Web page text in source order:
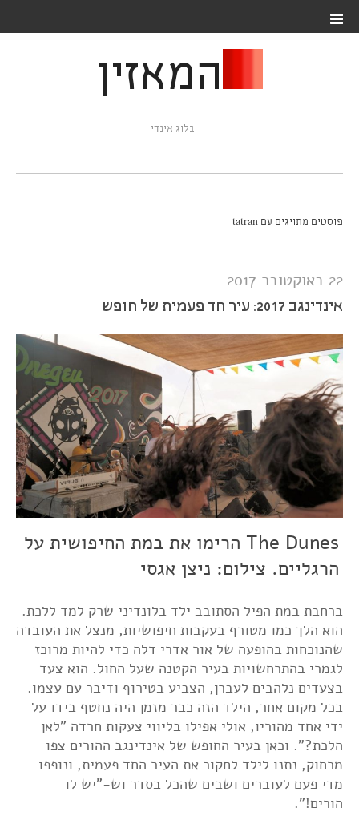
המאזין
בלוג אינדי
פוסטים מתויגים עם tatran
22 באוקטובר 2017
אינדינגב 2017: עיר חד פעמית של חופש
The Dunes הרימו את במת החיפושית על
הרגליים. צילום: ניצן אגסי
ברחבת במת הפיל הסתובב ילד בלונדיני שרק למד ללכת.
הוא הלך כמו מטורף בעקבות חיפושיות, מנצל את העובדה
שהנוכחות בהופעה של אור אדרי דלה כדי להיות מרוכז
לגמרי בהתרחשויות בעיר הקטנה שעל החול. הוא צעד
בצעדים נלהבים לעברן, הצביע בטירוף ודיבר עם עצמו.
בכל מקום אחר, הילד הזה כבר מזמן היה נחטף בידו על
ידי אחד מהוריו, אולי אפילו בליווי צעקות חרדה "לאן
הלכת?". וכאן בעיר החופש של אינדינגב ההורים צפו
מרחוק, נתנו לילד לחקור את העיר החד פעמית, ונופפו
מדי פעם לעוברים ושבים שהכל בסדר וש-"יש לו
הורים!".